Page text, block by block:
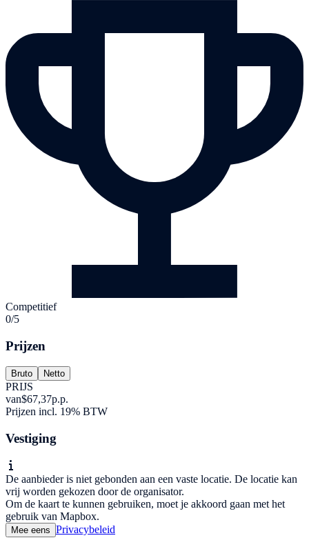
Competitief
0/5
Prijzen
Bruto Netto
PRIJS
van$67,37p.p.
Prijzen incl. 19% BTW
Vestiging
De aanbieder is niet gebonden aan een vaste locatie. De locatie kan
vrij worden gekozen door de organisator.
Om de kaart te kunnen gebruiken, moet je akkoord gaan met het
gebruik van Mapbox.
Mee eens Privacybeleid